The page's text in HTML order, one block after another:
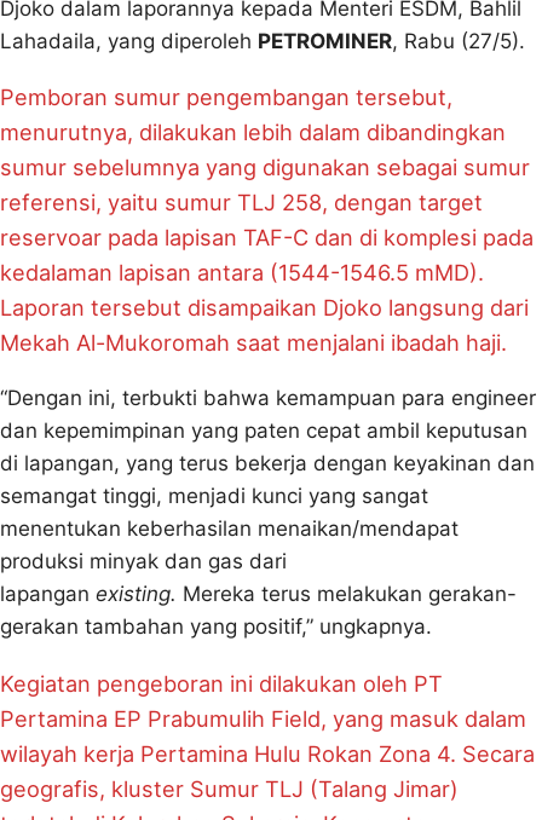
Djoko dalam laporannya kepada Menteri ESDM, Bahlil
Lahadaila, yang diperoleh PETROMINER, Rabu (27/5).
Pemboran sumur pengembangan tersebut,
menurutnya, dilakukan lebih dalam dibandingkan
sumur sebelumnya yang digunakan sebagai sumur
referensi, yaitu sumur TLJ 258, dengan target
reservoar pada lapisan TAF-C dan di komplesi pada
kedalaman lapisan antara (1544-1546.5 mMD).
Laporan tersebut disampaikan Djoko langsung dari
Mekah Al-Mukoromah saat menjalani ibadah haji.
“Dengan ini, terbukti bahwa kemampuan para engineer
dan kepemimpinan yang paten cepat ambil keputusan
di lapangan, yang terus bekerja dengan keyakinan dan
semangat tinggi, menjadi kunci yang sangat
menentukan keberhasilan menaikan/mendapat
produksi minyak dan gas dari
lapangan existing. Mereka terus melakukan gerakan-
gerakan tambahan yang positif,” ungkapnya.
Kegiatan pengeboran ini dilakukan oleh PT
Pertamina EP Prabumulih Field, yang masuk dalam
wilayah kerja Pertamina Hulu Rokan Zona 4. Secara
geografis, kluster Sumur TLJ (Talang Jimar)